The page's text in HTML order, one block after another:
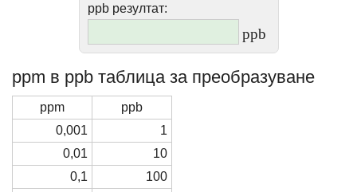
ppb резултат:
ppb
ppm в ppb таблица за преобразуване
ppm
ppb
0,001
1
0,01
10
0,1
100